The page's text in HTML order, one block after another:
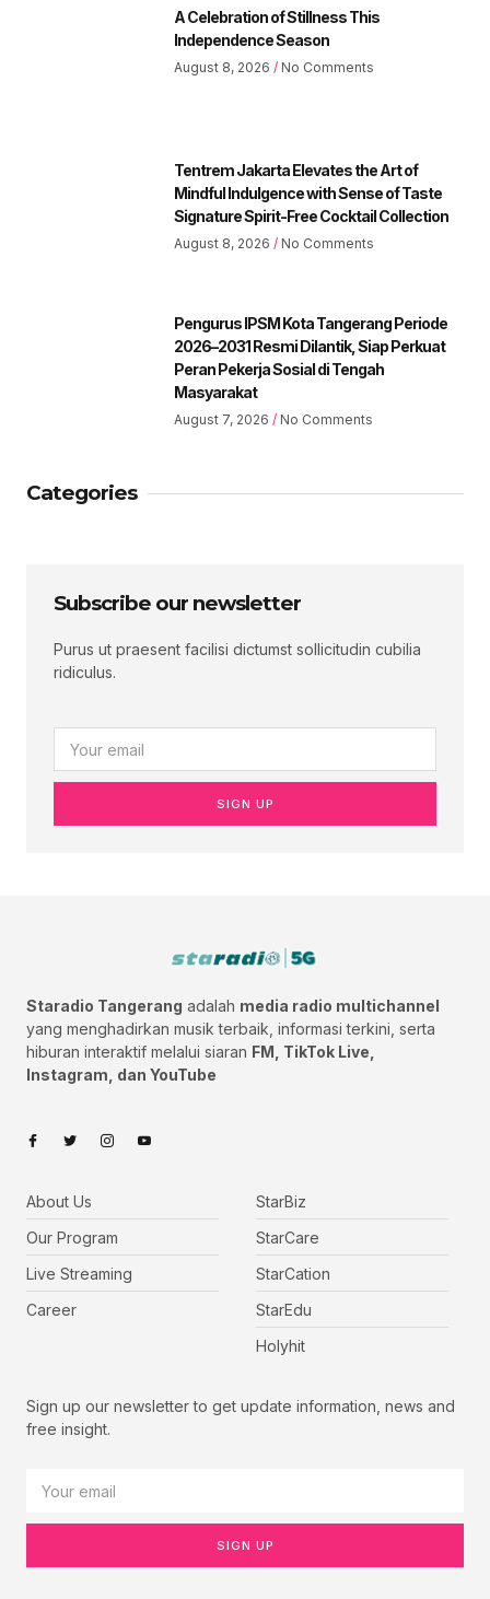
A Celebration of Stillness This
Independence Season
August 8, 2026 No Comments
Tentrem Jakarta Elevates the Art of
Mindful Indulgence with Sense of Taste
Signature Spirit-Free Cocktail Collection
August 8, 2026 No Comments
Pengurus IPSM Kota Tangerang Periode
2026–2031 Resmi Dilantik, Siap Perkuat
Peran Pekerja Sosial di Tengah
Masyarakat
August 7, 2026 No Comments
Categories
Subscribe our newsletter
Purus ut praesent facilisi dictumst sollicitudin cubilia
ridiculus.
SIGN UP
Staradio Tangerang adalah media radio multichannel
yang menghadirkan musik terbaik, informasi terkini, serta
hiburan interaktif melalui siaran FM, TikTok Live,
Instagram, dan YouTube
About Us
Our Program
Live Streaming
Career
StarBiz
StarCare
StarCation
StarEdu
Holyhit
Sign up our newsletter to get update information, news and
free insight.
SIGN UP